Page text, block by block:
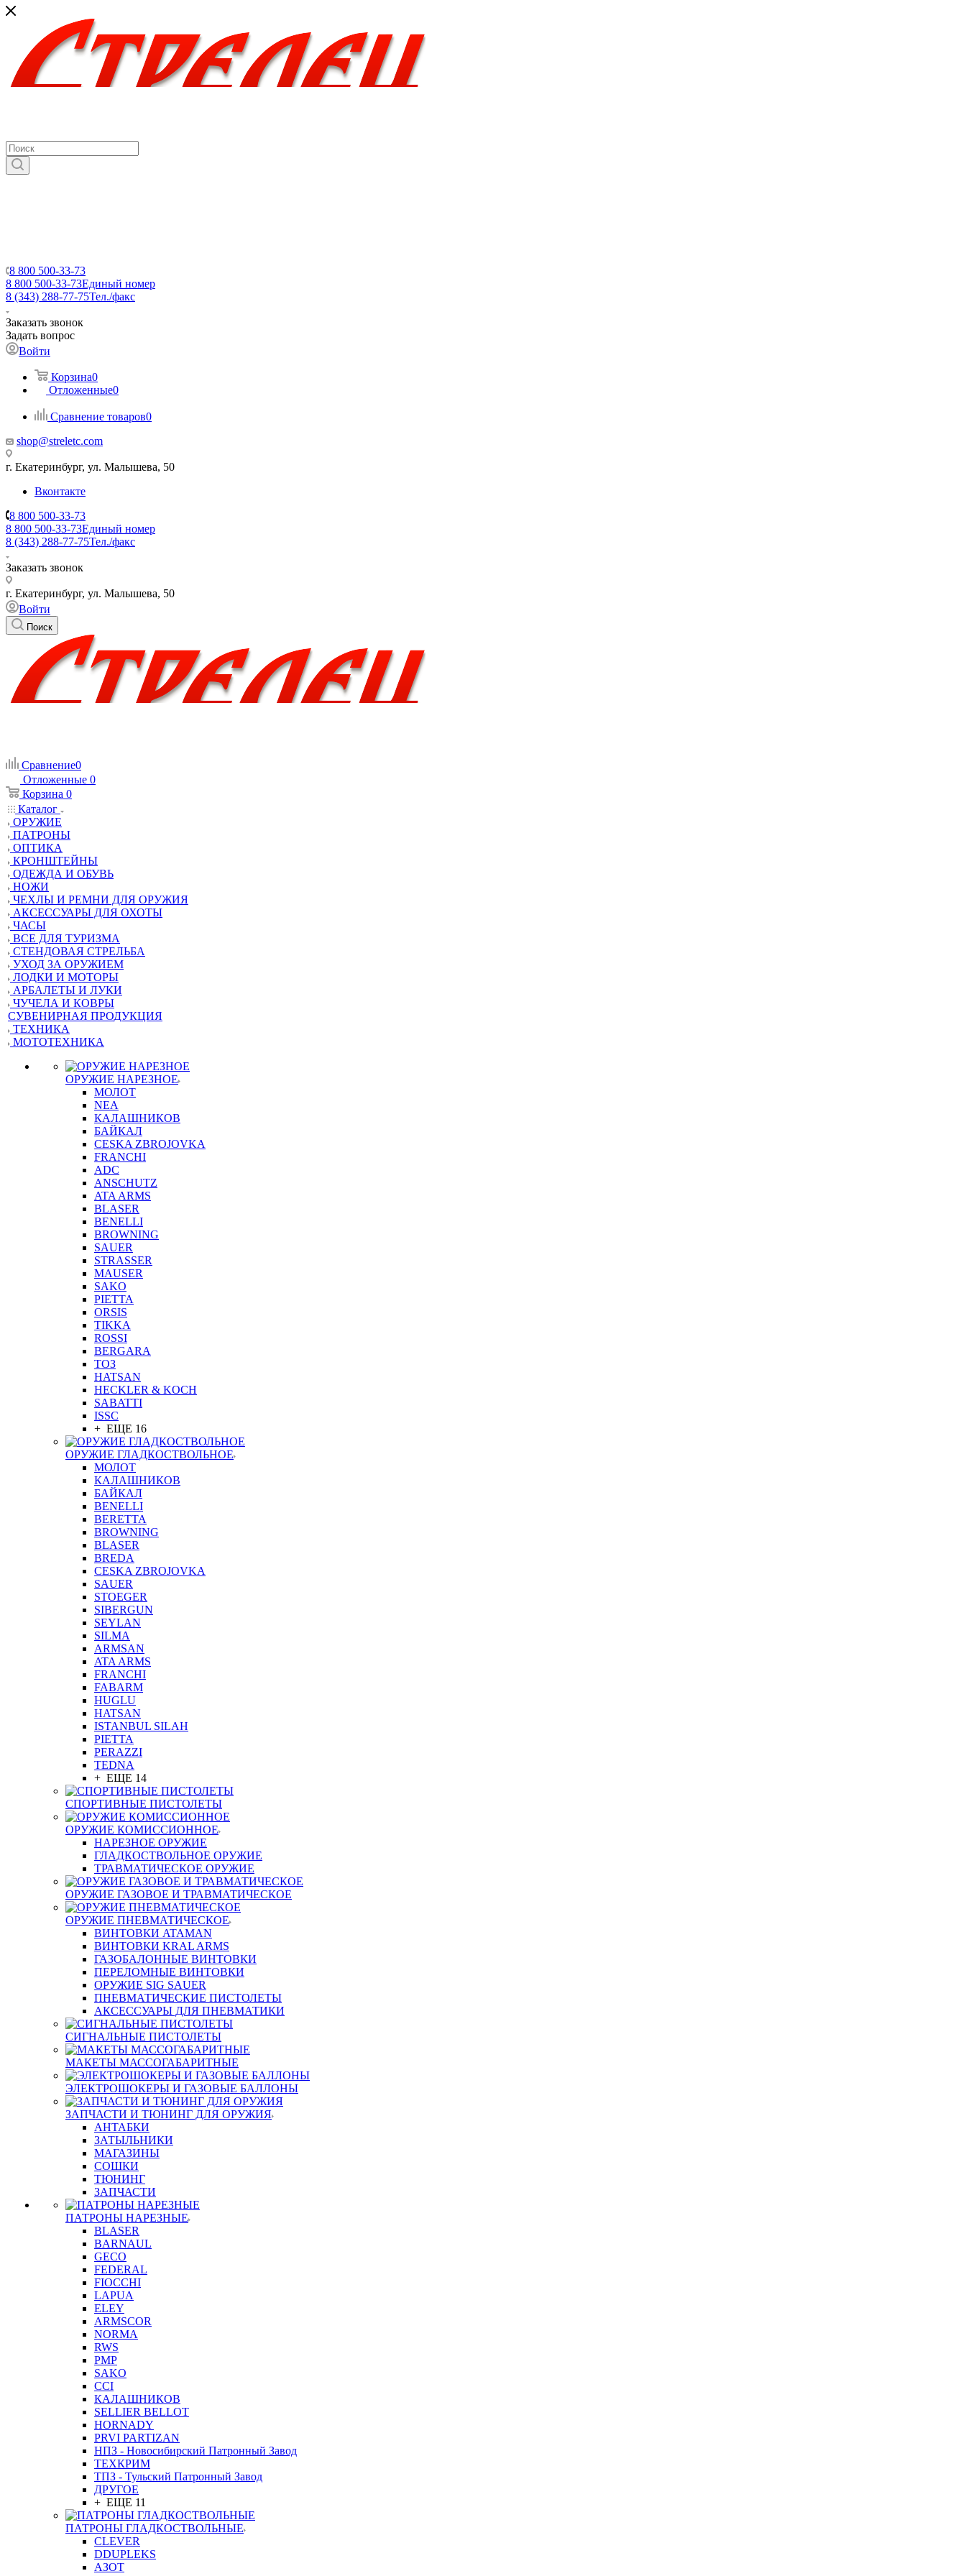
8 800 500-33-73
8 800 500-33-73Единый номер
8 (343) 288-77-75Тел./факс
Заказать звонок
Задать вопрос
Войти
Корзина0
Отложенные0
Сравнение товаров0
shop@streletc.com
г. Екатеринбург, ул. Малышева, 50
Вконтакте
8 800 500-33-73
8 800 500-33-73Единый номер
8 (343) 288-77-75Тел./факс
Заказать звонок
г. Екатеринбург, ул. Малышева, 50
Войти
Поиск
Сравнение0
Отложенные 0
Корзина 0
Каталог
ОРУЖИЕ
ПАТРОНЫ
ОПТИКА
КРОНШТЕЙНЫ
ОДЕЖДА И ОБУВЬ
НОЖИ
ЧЕХЛЫ И РЕМНИ ДЛЯ ОРУЖИЯ
АКСЕССУАРЫ ДЛЯ ОХОТЫ
ЧАСЫ
ВСЕ ДЛЯ ТУРИЗМА
СТЕНДОВАЯ СТРЕЛЬБА
УХОД ЗА ОРУЖИЕМ
ЛОДКИ И МОТОРЫ
АРБАЛЕТЫ И ЛУКИ
ЧУЧЕЛА И КОВРЫ
СУВЕНИРНАЯ ПРОДУКЦИЯ
ТЕХНИКА
МОТОТЕХНИКА
ОРУЖИЕ НАРЕЗНОЕ
МОЛОТ
NEA
КАЛАШНИКОВ
БАЙКАЛ
CESKA ZBROJOVKA
FRANCHI
ADC
ANSCHUTZ
ATA ARMS
BLASER
BENELLI
BROWNING
SAUER
STRASSER
MAUSER
SAKO
PIETTA
ORSIS
TIKKA
ROSSI
BERGARA
ТОЗ
HATSAN
HECKLER & KOCH
SABATTI
ISSC
+ ЕЩЕ 16
ОРУЖИЕ ГЛАДКОСТВОЛЬНОЕ
МОЛОТ
КАЛАШНИКОВ
БАЙКАЛ
BENELLI
BERETTA
BROWNING
BLASER
BREDA
CESKA ZBROJOVKA
SAUER
STOEGER
SIBERGUN
SEYLAN
SILMA
ARMSAN
ATA ARMS
FRANCHI
FABARM
HUGLU
HATSAN
ISTANBUL SILAH
PIETTA
PERAZZI
TEDNA
+ ЕЩЕ 14
СПОРТИВНЫЕ ПИСТОЛЕТЫ
ОРУЖИЕ КОМИССИОННОЕ
НАРЕЗНОЕ ОРУЖИЕ
ГЛАДКОСТВОЛЬНОЕ ОРУЖИЕ
ТРАВМАТИЧЕСКОЕ ОРУЖИЕ
ОРУЖИЕ ГАЗОВОЕ И ТРАВМАТИЧЕСКОЕ
ОРУЖИЕ ПНЕВМАТИЧЕСКОЕ
ВИНТОВКИ ATAMAN
ВИНТОВКИ KRAL ARMS
ГАЗОБАЛОННЫЕ ВИНТОВКИ
ПЕРЕЛОМНЫЕ ВИНТОВКИ
ОРУЖИЕ SIG SAUER
ПНЕВМАТИЧЕСКИЕ ПИСТОЛЕТЫ
АКСЕССУАРЫ ДЛЯ ПНЕВМАТИКИ
СИГНАЛЬНЫЕ ПИСТОЛЕТЫ
МАКЕТЫ МАССОГАБАРИТНЫЕ
ЭЛЕКТРОШОКЕРЫ И ГАЗОВЫЕ БАЛЛОНЫ
ЗАПЧАСТИ И ТЮНИНГ ДЛЯ ОРУЖИЯ
АНТАБКИ
ЗАТЫЛЬНИКИ
МАГАЗИНЫ
СОШКИ
ТЮНИНГ
ЗАПЧАСТИ
ПАТРОНЫ НАРЕЗНЫЕ
BLASER
BARNAUL
GEСO
FEDERAL
FIOCCHI
LAPUA
ELEY
ARMSCOR
NORMA
RWS
PMP
SAKO
CCI
КАЛАШНИКОВ
SELLIER BELLOT
HORNADY
PRVI PARTIZAN
НПЗ - Новосибирский Патронный Завод
ТЕХКРИМ
ТПЗ - Тульский Патронный Завод
ДРУГОЕ
+ ЕЩЕ 11
ПАТРОНЫ ГЛАДКОСТВОЛЬНЫЕ
CLEVER
DDUPLEKS
АЗОТ